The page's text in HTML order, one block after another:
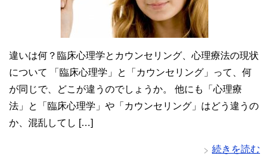
違いは何？臨床心理学とカウンセリング、心理療法の現状
について 「臨床心理学」と「カウンセリング」って、何
が同じで、どこが違うのでしょうか。 他にも「心理療
法」と「臨床心理学」や「カウンセリング」はどう違うの
か、混乱してし […]
続きを読む